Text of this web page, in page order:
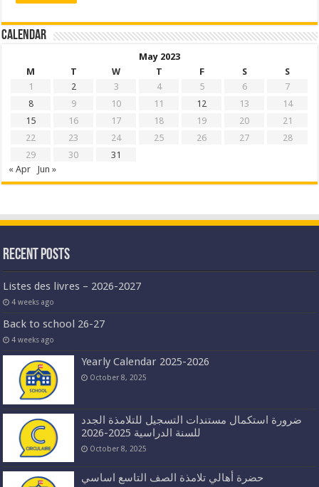
Calendar
May 2023
M
T W T F S
S
1
2 3 4 5 6
7
8
9 10 11 12 13
14
15
16 17 18 19 20
21
22
23 24 25 26 27
28
29
30
31
« Apr
Jun »
Recent Posts
Listes des livres – 2026-2027
4 weeks ago
Back to school 26-27
4 weeks ago
Yearly Calendar 2025-2026
October 8, 2025
ضرورة استكمال مستندات التسجيل للتلامذة الجدد
للسنة الدراسية 2025-2026
October 8, 2025
حضرة أهالي تلامذة الصف التاسع اساسي